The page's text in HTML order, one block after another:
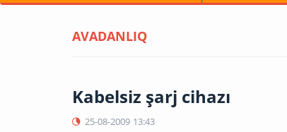
AVADANLIQ
Kabelsiz şarj cihazı
25-08-2009 13:43